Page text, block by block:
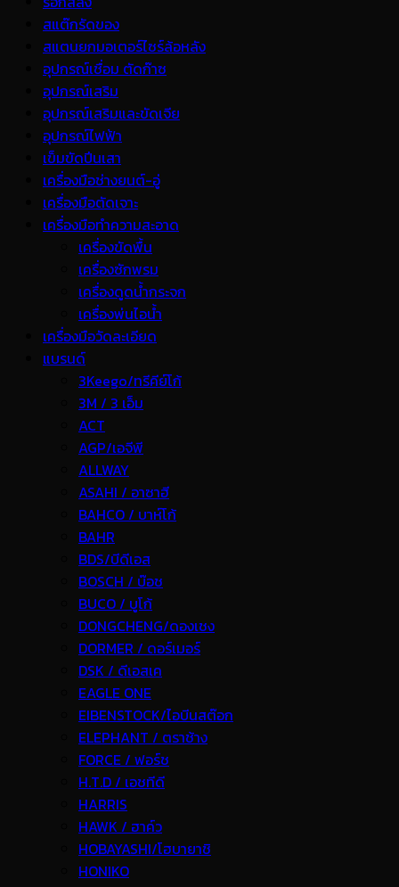
สแต๊กรัดของ
สแตนยกมอเตอร์ไซร์ล้อหลัง
อุปกรณ์เชื่อม ตัดก๊าซ
อุปกรณ์เสริม
อุปกรณ์เสริมและขัดเจีย
อุปกรณ์ไฟฟ้า
เข็มขัดปีนเสา
เครื่องมือช่างยนต์-อู่
เครื่องมือตัดเจาะ
เครื่องมือทำความสะอาด
เครื่องขัดพื้น
เครื่องซักพรม
เครื่องดูดน้ำกระจก
เครื่องพ่นไอน้ำ
เครื่องมือวัดละเอียด
แบรนด์
3Keego/ทรีคีย์โก้
3M / 3 เอ็ม
ACT
AGP/เอจีพี
ALLWAY
ASAHI / อาซาฮี
BAHCO / บาห์โก้
BAHR
BDS/บีดีเอส
BOSCH / บ๊อช
BUCO / บูโก้
DONGCHENG/ดองเชง
DORMER / ดอร์เมอร์
DSK / ดีเอสเค
EAGLE ONE
EIBENSTOCK/ไอบีนสต๊อก
ELEPHANT / ตราช้าง
FORCE / ฟอร์ช
H.T.D / เอชทีดี
HARRIS
HAWK / ฮาค์ว
HOBAYASHI/โฮบายาชิ
HONIKO